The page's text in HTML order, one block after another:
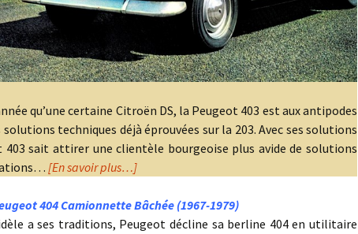
qu’une certaine Citroën DS, la Peugeot 403 est aux antipodes
techniques déjà éprouvées sur la 203. Avec ses solutions
403 sait attirer une clientèle bourgeoise plus avide de solutions
[En savoir plus…]
404 Camionnette Bâchée (1967-1979)
a ses traditions, Peugeot décline sa berline 404 en utilitaire